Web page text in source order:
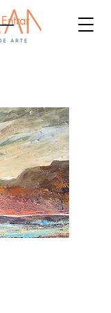
Entrar